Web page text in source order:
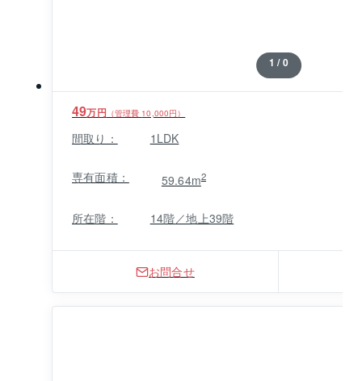
1 / 0
49万円 （管理費 10,000円）
間取り： 1LDK
専有面積： 59.64m2
所在階： 14階／地上39階
お問合せ